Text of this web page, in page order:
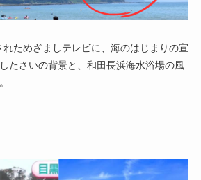
ためざましテレビに、海のはじまりの宣
たさいの背景と、和田長浜海水浴場の風